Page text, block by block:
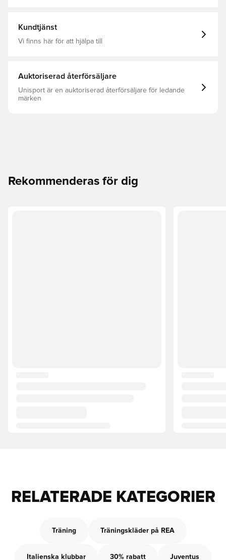
Kundtjänst
Vi finns här för att hjälpa till
Auktoriserad återförsäljare
Unisport är en auktoriserad återförsäljare för ledande
märken
Rekommenderas för dig
RELATERADE KATEGORIER
Träning Träningskläder på REA
Italienska klubbar 30% rabatt Juventus